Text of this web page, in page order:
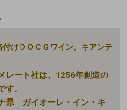
けＤＯＣＧワイン。 キアンテ
レート社は、1256年創造の
す。
県 ガイオーレ・イン・キ